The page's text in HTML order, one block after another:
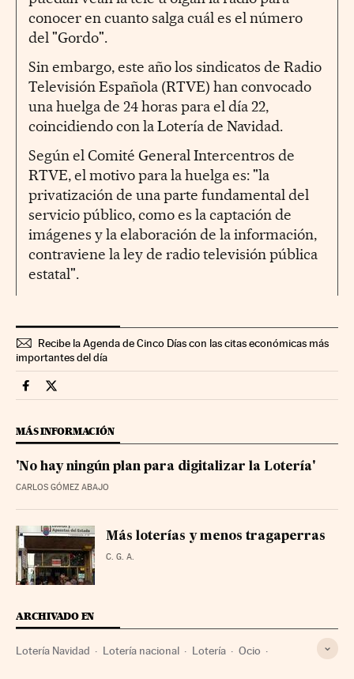
conocer en cuanto salga cuál es el número
del "Gordo".
Sin embargo, este año los sindicatos de Radio
Televisión Española (RTVE) han convocado
una huelga de 24 horas para el día 22,
coincidiendo con la Lotería de Navidad.
Según el Comité General Intercentros de
RTVE, el motivo para la huelga es: "la
privatización de una parte fundamental del
servicio público, como es la captación de
imágenes y la elaboración de la información,
contraviene la ley de radio televisión pública
estatal".
Recibe la Agenda de Cinco Días con las citas económicas más
importantes del día
Loteria Navidad Cinco Días en Facebook
Loteria Navidad Cinco Días en Twitter
MÁS INFORMACIÓN
'No hay ningún plan para digitalizar la Lotería'
CARLOS GÓMEZ ABAJO
Más loterías y menos tragaperras
C. G. A.
ARCHIVADO EN
Lotería Navidad Lotería nacional Lotería Ocio